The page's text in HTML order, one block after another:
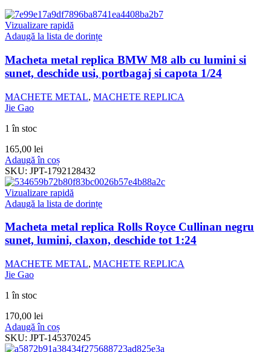
Vizualizare rapidă
Adaugă la lista de dorințe
Macheta metal replica BMW M8 alb cu lumini si
sunet, deschide usi, portbagaj si capota 1/24
MACHETE METAL, MACHETE REPLICA
Jie Gao
1 în stoc
165,00 lei
Adaugă în coș
SKU: JPT-1792128432
Vizualizare rapidă
Adaugă la lista de dorințe
Macheta metal replica Rolls Royce Cullinan negru
sunet, lumini, claxon, deschide tot 1:24
MACHETE METAL, MACHETE REPLICA
Jie Gao
1 în stoc
170,00 lei
Adaugă în coș
SKU: JPT-145370245